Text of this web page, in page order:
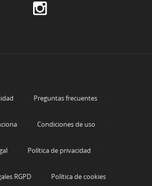
Preguntas frecuentes
Condiciones de uso
Política de privacidad
RGPD Política de cookies